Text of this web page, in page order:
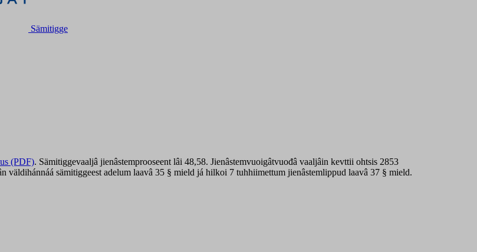
Sämitigge
(PDF). Sämitiggevaaljâ jienâstemprooseent lâi 48,58. Jienâstemvuoigâtvuođâ vaaljâin kevttii ohtsis 2853
sämitiggeest adelum laavâ 35 § mield já hilkoi 7 tuhhiimettum jienâstemlippud laavâ 37 § mield.